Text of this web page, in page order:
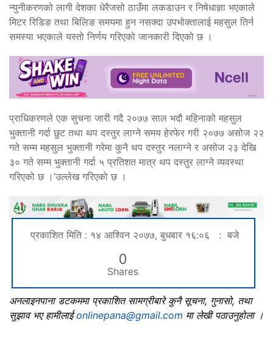
न्युनीकरणको लागी देशका धेरैजसो ठाउँमा लकडाउन र निषेधाज्ञा भएकाले
मिटर रिडिङ तथा बिलिङ समयमा हुन नसक्दा उपभोक्तालाई महसुल तिर्न
समस्या भएकाले यस्तो निर्णय गरिएको जानकारी दिएको छ ।
प्राधिकरणले एक सुचना जारी गदै २०७७ साल भदौ महिनाको महसुल
भुक्तानी गर्दा छुट तथा थप दस्तुर लाग्ने समय हेरफेर गरी २०७७ असोज २२
गते सम्म महसुल भुक्तानी गरेमा कुनै थप दस्तुर नलाग्ने र असोज २३ देखि
३० गते सम्म भुक्तानी गर्दा ५ प्रतिशत मात्र थप दस्तुर लाग्ने व्यवस्था
गरिएको छ ।’उल्लेख गरिएको छ ।
प्रकाशित मिति : १४ आश्विन २०७७, बुधबार १६:०६ : बजे
0
Shares
अनलाइनपाना डटकममा प्रकाशित सामग्रीबारे कुनै सूचना, गुनासो, तथा
सुझाव भए हामीलाईonlinepana@gmail.com मा लेखी पठाउनुहोला ।